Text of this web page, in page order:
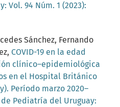
Vol. 94 Núm. 1 (2023):
Sánchez, Fernando
COVID-19 en la edad
clínico–epidemiológica
en el Hospital Británico
Período marzo 2020–
Pediatría del Uruguay: